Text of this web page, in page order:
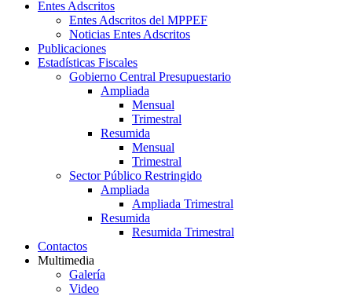
Entes Adscritos
Entes Adscritos del MPPEF
Noticias Entes Adscritos
Publicaciones
Estadísticas Fiscales
Gobierno Central Presupuestario
Ampliada
Mensual
Trimestral
Resumida
Mensual
Trimestral
Sector Público Restringido
Ampliada
Ampliada Trimestral
Resumida
Resumida Trimestral
Contactos
Multimedia
Galería
Video